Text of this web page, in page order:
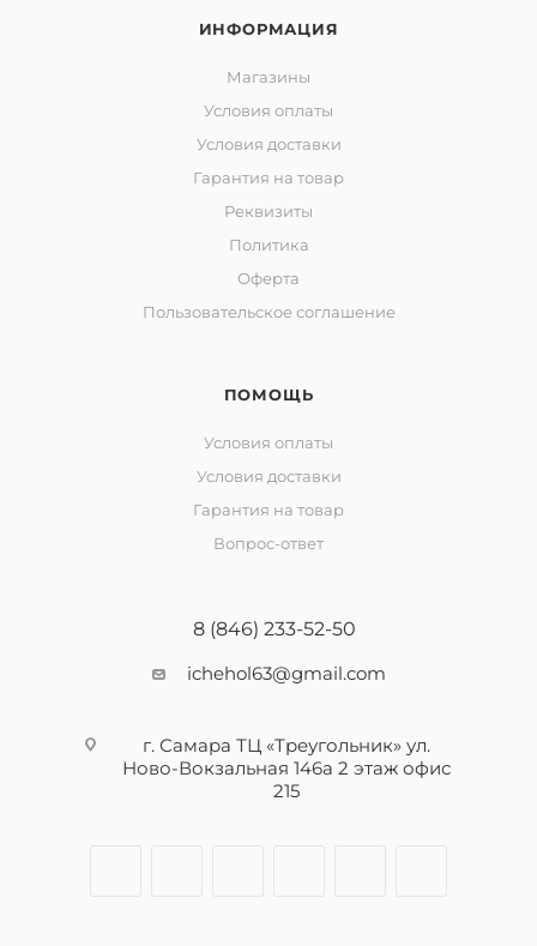
ИНФОРМАЦИЯ
Магазины
Условия оплаты
Условия доставки
Гарантия на товар
Реквизиты
Политика
Оферта
Пользовательское соглашение
ПОМОЩЬ
Условия оплаты
Условия доставки
Гарантия на товар
Вопрос-ответ
8 (846) 233-52-50
ichehol63@gmail.com
г. Самара ТЦ «Треугольник» ул.
Ново-Вокзальная 146а 2 этаж офис
215